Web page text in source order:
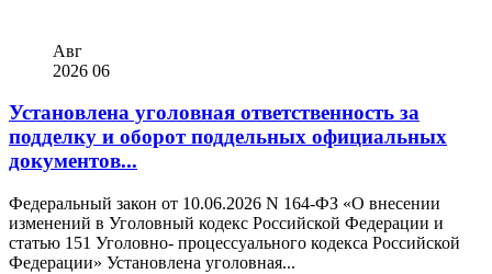
Авг
2026 06
Установлена уголовная ответственность за
подделку и оборот поддельных официальных
документов...
Федеральный закон от 10.06.2026 N 164-ФЗ «О внесении
изменений в Уголовный кодекс Российской Федерации и
статью 151 Уголовно- процессуального кодекса Российской
Федерации» Установлена уголовная...